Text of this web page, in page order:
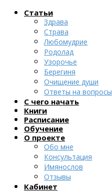
Статьи
Здрава
Страва
Любомудрие
Родолад
Узорочье
Берегиня
Очищение души
Ответы на вопросы
С чего начать
Книги
Расписание
Обучение
О проекте
Обо мне
Консультация
Имянослов
Отзывы
Кабинет